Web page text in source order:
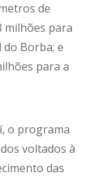
de
milhões para
Borba; e
para a
o programa
voltados à
das